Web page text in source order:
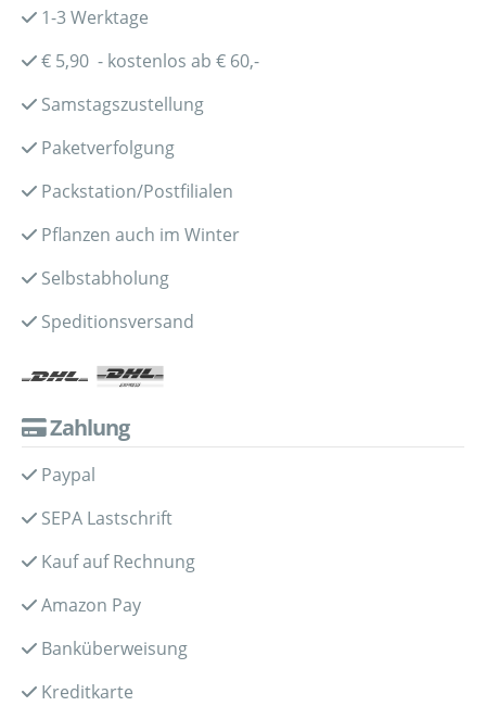
1-3 Werktage
€ 5,90 - kostenlos ab € 60,-
Samstagszustellung
Paketverfolgung
Packstation/Postfilialen
Pflanzen auch im Winter
Selbstabholung
Speditionsversand
Zahlung
Paypal
SEPA Lastschrift
Kauf auf Rechnung
Amazon Pay
Banküberweisung
Kreditkarte